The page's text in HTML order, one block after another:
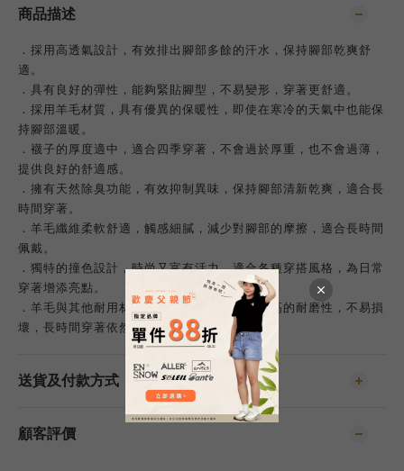
商品描述
．採用高透氣設計，有效排出腳部多餘的汗水，保持腳部乾爽舒
適。
．具有良好的彈性，能夠緊貼腳型，不易變形，穿著更舒適。
．採用羊毛材質，具有優異的保暖性，即使在寒冷的天氣中也能保
持腳部溫暖。
．襪子的厚度適中，適合四季穿著，不會過於厚重，也不會過薄，
提供良好的舒適感。
．擁有天然除臭功能，有效抑制異味，保持腳部清新乾爽，適合長
時間穿著。
．羊毛纖維柔軟舒適，觸感細膩，減少對腳部的摩擦，適合長時間
佩戴。
．獨特的撞色設計，時尚又富有活力，適合各種穿搭風格，為日常
穿著增添亮點。
．羊毛與其他耐用材質的結合，使襪子具有更高的耐磨性，不易損
壞，長時間穿著依然保持良好狀態。
送貨及付款方式
顧客評價